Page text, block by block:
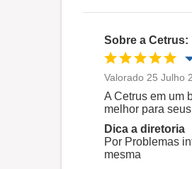
Sobre a Cetrus:
Oportunidade
Ambiente de
Valorado 25 Julho
A Cetrus em um
melhor para
Dica a diretoria
Por Problemas
mesma